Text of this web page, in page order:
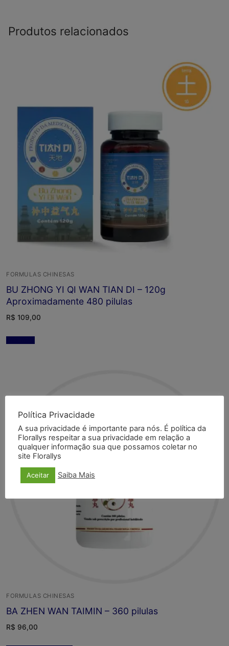
Produtos relacionados
FORMULAS CHINESAS
BU ZHONG YI QI WAN TIAN DI – 120g
Aproximadamente 480 pilulas
R$ 109,00
FORMULAS CHINESAS
BA ZHEN WAN TAIMIN – 360 pilulas
R$ 96,00
Política Privacidade
A sua privacidade é importante para nós. É política da
Florallys respeitar a sua privacidade em relação a
qualquer informação sua que possamos coletar no
site Florallys
Aceitar Saiba Mais